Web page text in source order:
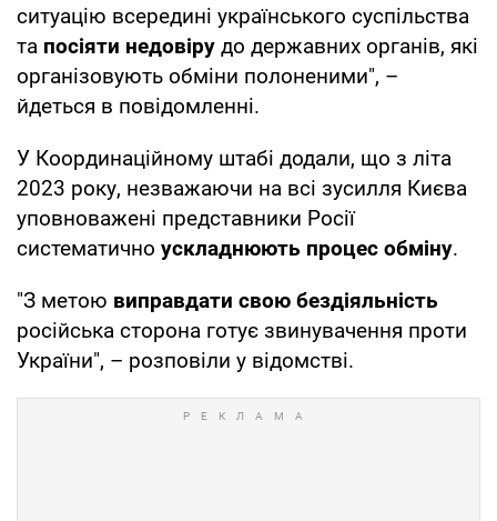
ситуацію всередині українського суспільства
та посіяти недовіру до державних органів, які
організовують обміни полоненими", –
йдеться в повідомленні.
У Координаційному штабі додали, що з літа
2023 року, незважаючи на всі зусилля Києва
уповноважені представники Росії
систематично ускладнюють процес обміну.
"З метою виправдати свою бездіяльність
російська сторона готує звинувачення проти
України", – розповіли у відомстві.